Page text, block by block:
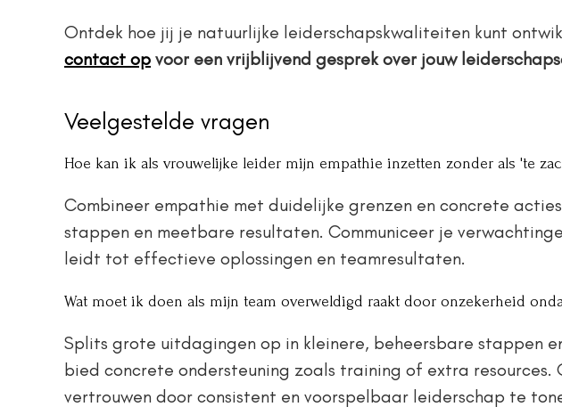
Ontdek hoe jij je natuurlijke leiderschapskwaliteiten kunt
contact op voor een vrijblijvend gesprek over jouw
Veelgestelde vragen
Hoe kan ik als vrouwelijke leider mijn empathie inzetten zonder als 'te
Combineer empathie met duidelijke grenzen en concrete
stappen en meetbare resultaten. Communiceer je
leidt tot effectieve oplossingen en teamresultaten.
Wat moet ik doen als mijn team overweldigd raakt door onzekerheid
Splits grote uitdagingen op in kleinere, beheersbare stappen
bied concrete ondersteuning zoals training of extra
vertrouwen door consistent en voorspelbaar leiderschap te